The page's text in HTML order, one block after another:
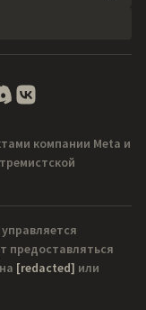
компании Meta и
предоставляться
[redacted] или